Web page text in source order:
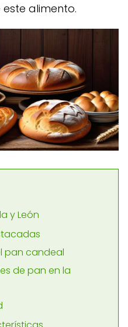
alimento.
y León
pan candeal
de pan en la